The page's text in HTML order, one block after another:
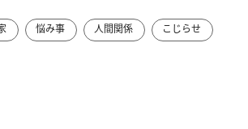
悩み事 人間関係
こじらせ